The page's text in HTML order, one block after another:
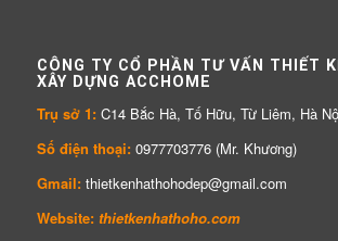
CÔNG TY CỔ PHẦN TƯ VẤN THIẾT
XÂY DỰNG ACCHOME
Trụ sở 1:C14 Bắc Hà, Tố Hữu, Từ Liêm, Hà
Số điện thoại:0977703776 (Mr. Khương)
Gmail:thietkenhathohodep@gmail.com
Website:thietkenhathoho.com